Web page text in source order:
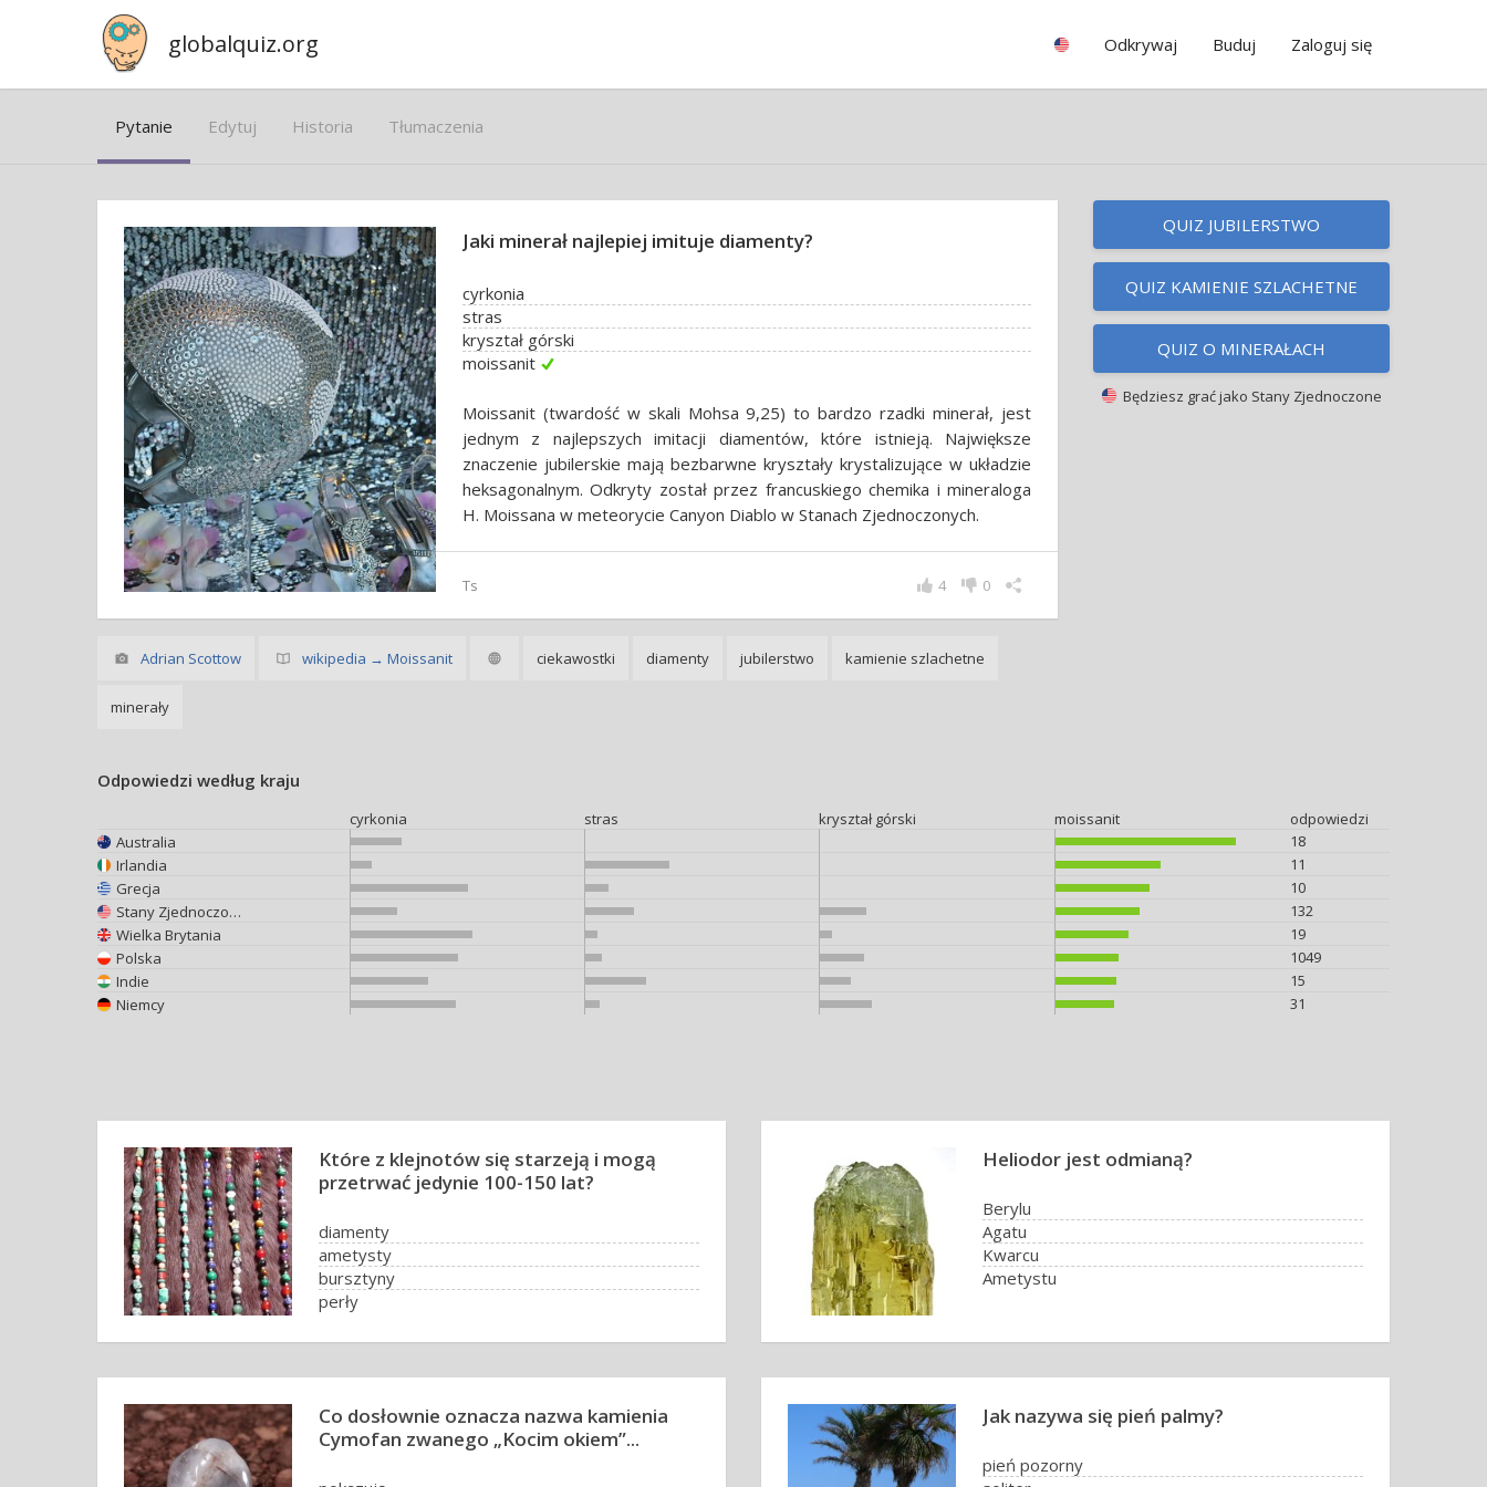
globalquiz.org Odkrywaj Buduj Zaloguj się
Pytanie Edytuj Historia Tłumaczenia
Jaki minerał najlepiej imituje diamenty?
cyrkonia
stras
kryształ górski
moissanit
Moissanit (twardość w skali Mohsa 9,25) to bardzo rzadki minerał, jest
jednym z najlepszych imitacji diamentów, które istnieją. Największe
znaczenie jubilerskie mają bezbarwne kryształy krystalizujące w układzie
heksagonalnym. Odkryty został przez francuskiego chemika i mineraloga
H. Moissana w meteorycie Canyon Diablo w Stanach Zjednoczonych.
Ts 0
4
Adrian Scottow wikipedia → Moissanit ciekawostki diamenty jubilerstwo kamienie szlachetne
minerały
QUIZ JUBILERSTWO
QUIZ KAMIENIE SZLACHETNE
QUIZ O MINERAŁACH
Będziesz grać jako Stany Zjednoczone
Odpowiedzi według kraju
cyrkonia stras kryształ górski moissanit
odpowiedzi
Australia
18
Irlandia
11
Grecja
10
Stany Zjednoczone
132
Wielka Brytania
19
Polska
1049
Indie
15
Niemcy
31
Które z klejnotów się starzeją i mogą
przetrwać jedynie 100-150 lat?
diamenty
ametysty
bursztyny
perły
Heliodor jest odmianą?
Berylu
Agatu
Kwarcu
Ametystu
Co dosłownie oznacza nazwa kamienia
Cymofan zwanego „Kocim okiem”...
Jak nazywa się pień palmy?
pień pozorny